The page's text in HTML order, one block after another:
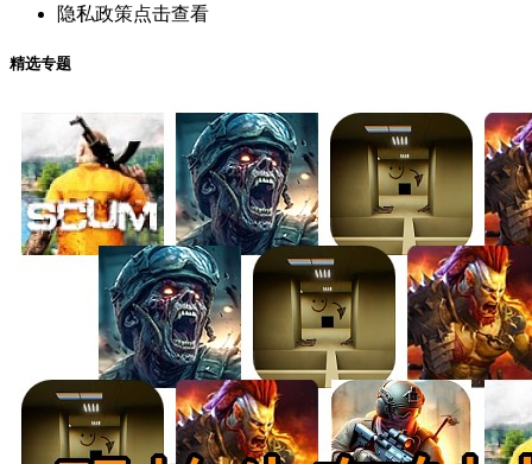
隐私政策点击查看
精选专题